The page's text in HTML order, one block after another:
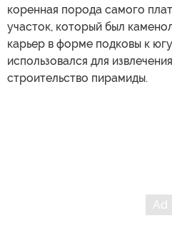
коренная порода самого
участок, который был
карьер в форме подковы к
использовался для
строительство пирамиды.